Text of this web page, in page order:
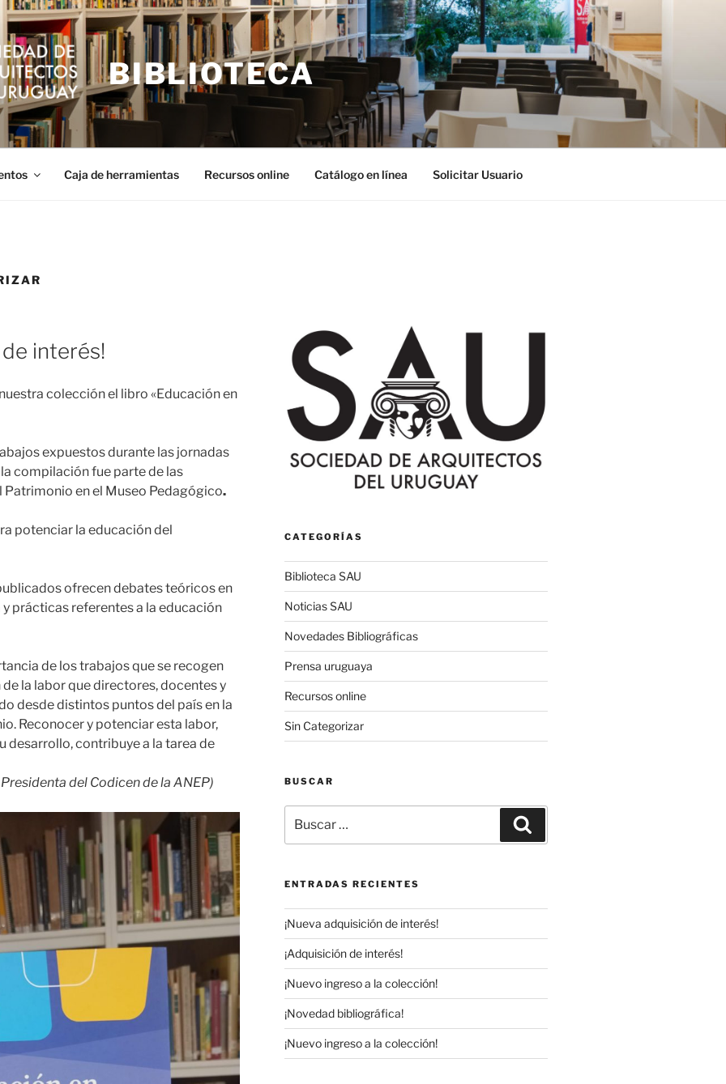
BIBLIOTECA
Caja de herramientas Recursos online Catálogo en línea Solicitar Usuario
interés!
colección el libro «Educación en
expuestos durante las jornadas
compilación fue parte de las
en el Museo Pedagógico.
potenciar la educación del
ofrecen debates teóricos en
prácticas referentes a la educación
de los trabajos que se recogen
la labor que directores, docentes y
desde distintos puntos del país en la
Reconocer y potenciar esta labor,
desarrollo, contribuye a la tarea de
del Codicen de la ANEP)
CATEGORÍAS
Biblioteca SAU
Noticias SAU
Novedades Bibliográficas
Prensa uruguaya
Recursos online
Sin Categorizar
BUSCAR
por:
ENTRADAS RECIENTES
¡Nueva adquisición de interés!
¡Adquisición de interés!
¡Nuevo ingreso a la colección!
¡Novedad bibliográfica!
¡Nuevo ingreso a la colección!